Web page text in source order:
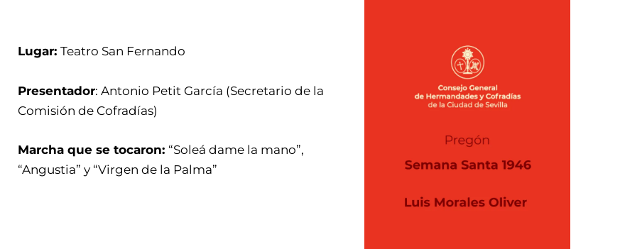
Lugar: Teatro San Fernando
Presentador: Antonio Petit García (Secretario de la
Comisión de Cofradías)
Marcha que se tocaron: “Soleá dame la mano”,
“Angustia” y “Virgen de la Palma”